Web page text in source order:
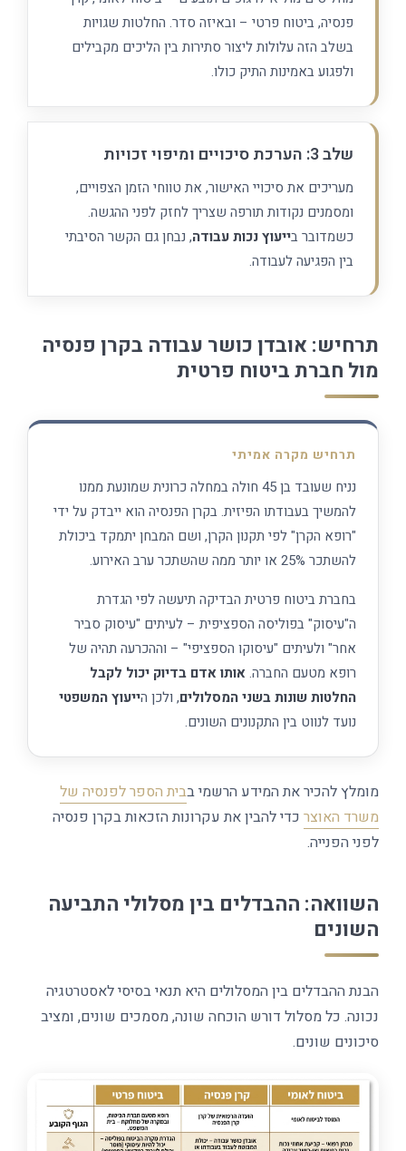
פנסיה, ביטוח פרטי – ובאיזה סדר. החלטות שגויות
בשלב הזה עלולות ליצור סתירות בין הליכים מקבילים
ולפגוע באמינות התיק כולו.
שלב 3: הערכת סיכויים ומיפוי זכויות
מעריכים את סיכויי האישור, את טווחי הזמן הצפויים,
ומסמנים נקודות תורפה שצריך לחזק לפני ההגשה.
כשמדובר בייעוץ נכות עבודה, נבחן גם הקשר הסיבתי
בין הפגיעה לעבודה.
תרחיש: אובדן כושר עבודה בקרן פנסיה
מול חברת ביטוח פרטית
תרחיש מקרה אמיתי
נניח שעובד בן 45 חולה במחלה כרונית שמונעת ממנו
להמשיך בעבודתו הפיזית. בקרן הפנסיה הוא ייבדק על ידי
"רופא הקרן" לפי תקנון הקרן, ושם המבחן יתמקד ביכולת
להשתכר 25% או יותר ממה שהשתכר ערב האירוע.
בחברת ביטוח פרטית הבדיקה תיעשה לפי הגדרת
ה"עיסוק" בפוליסה הספציפית – לעיתים "עיסוק סביר
אחר" ולעיתים "עיסוקו הספציפי" – וההכרעה תהיה של
רופא מטעם החברה.אותו אדם בדיוק יכול לקבל
החלטות שונות בשני המסלולים, ולכן הייעוץ המשפטי
נועד לנווט בין התקנונים השונים.
מומלץ להכיר את המידע הרשמי בבית הספר לפנסיה של
משרד האוצר כדי להבין את עקרונות הזכאות בקרן פנסיה
לפני הפנייה.
השוואה: ההבדלים בין מסלולי התביעה
השונים
הבנת ההבדלים בין המסלולים היא תנאי בסיסי לאסטרטגיה
נכונה. כל מסלול דורש הוכחה שונה, מסמכים שונים, ומציב
סיכונים שונים.